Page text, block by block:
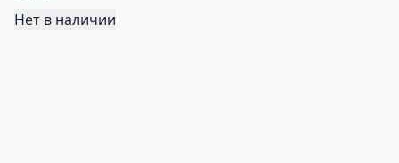
Нет в наличии